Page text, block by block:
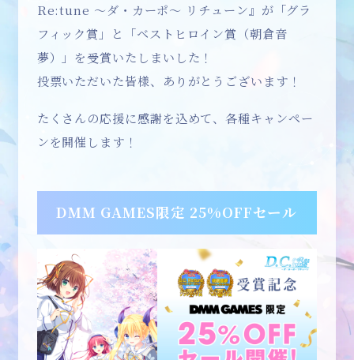
Re:tune ～ダ・カーポ～ リチューン』が「グラ
フィック賞」と「ベストヒロイン賞（朝倉音
夢）」を受賞いたしまいした！
投票いただいた皆様、ありがとうございます！
たくさんの応援に感謝を込めて、各種キャンペー
ンを開催します！
DMM GAMES限定 25%OFFセール